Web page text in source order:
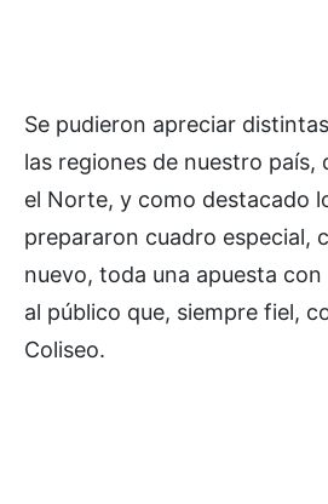
Se pudieron apreciar
las regiones de nuestro país,
el Norte, y como destacado
prepararon cuadro especial,
nuevo, toda una apuesta
al público que, siempre fiel,
Coliseo.